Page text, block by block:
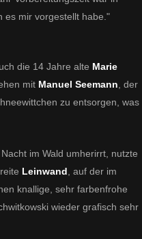
es mir vorgestellt habe."
die 14 Jahre alte Marie
mit Manuel Seemann , der
zu entsorgen, was
im Wald umherirrt, nutzte
Leinwand , auf der im
knallige, sehr farbenfrohe
wieder grafisch sehr